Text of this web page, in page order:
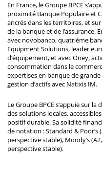
En France, le Groupe BPCE
proximité Banque Populaire et
ancrés dans les territoires, et
de la banque et de l’assurance.
avec novobanco, quatrième
Equipment Solutions, leader
d’équipement, et avec Oney,
consommation dans le
expertises en banque de
gestion d’actifs avec Natixis IM.
Le Groupe BPCE s’appuie sur
des solutions locales,
positif durable. Sa solidité
de notation : Standard & Poor’s
perspective stable), Moody’s
perspective stable).